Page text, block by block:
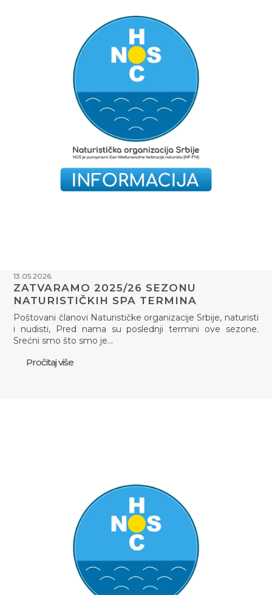
13.05.2026.
ZATVARAMO 2025/26 SEZONU
NATURISTIČKIH SPA TERMINA
Poštovani članovi Naturističke organizacije Srbije, naturisti
i nudisti, Pred nama su poslednji termini ove sezone.
Srećni smo što smo je…
Pročitaj više